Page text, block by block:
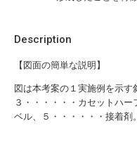
Description
【図面の簡単な説明】
図は本考案の１実施例を示す
３・・・・・・カセットハー
ベル、５・・・・・・接着剤。